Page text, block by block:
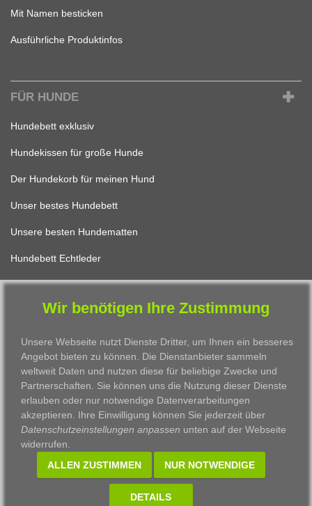
Mit Namen besticken
Ausführliche Produktinfos
FÜR HUNDE
Hundebett exklusiv
Hundekissen für große Hunde
Der Hundekorb für meinen Hund
Unser bestes Hundebett
Unsere besten Hundematten
Hundebett Echtleder
FÜR KATZEN
Katzenbett Design
Das beste Katzenkissen
Unser schönster Katzenkorb
Das allerbeste Katzenbett
Eine Katzenhöhle zum Verlieben
©2026 pet-interiors design GmbH
Wir benötigen Ihre Zustimmung
Unsere Webseite nutzt Dienste Dritter, um Ihnen ein besseres
Angebot bieten zu können. Die Dienstanbieter sammeln
weltweit Daten und nutzen diese für beliebige Zwecke und
Partnerschaften. Sie können uns die Nutzung dieser Dienste
erlauben oder nur notwendige Datenverarbeitungen
akzeptieren. Ihre Einwilligung können Sie jederzeit über
Datenschutzeinstellungen anpassen unten auf der Webseite
widerrufen.
ALLEN ZUSTIMMEN
NUR NOTWENDIGE
DETAILS